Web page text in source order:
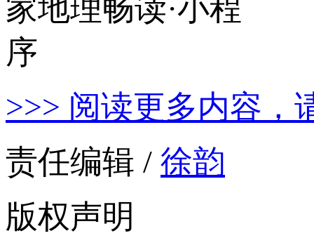
>>> 阅读更多内容，
责任编辑 / 徐韵
版权声明